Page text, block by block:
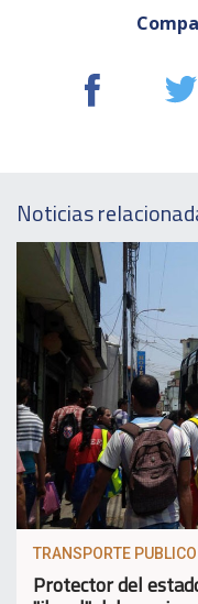
Noticias
TRANSPORTE PUBLICO
Protector del